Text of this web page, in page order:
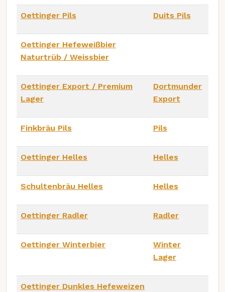
Oettinger Pils Duits Pils
Oettinger Hefeweißbier
Naturtrüb / Weissbier
Oettinger Export / Premium
Lager
Dortmunder
Export
Finkbräu Pils Pils
Oettinger Helles Helles
Schultenbräu Helles Helles
Oettinger Radler Radler
Oettinger Winterbier
Winter
Lager
Oettinger Dunkles Hefeweizen